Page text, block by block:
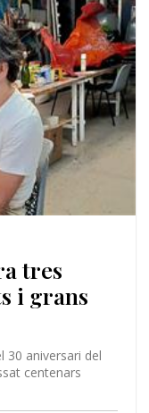
tres
i grans
30 aniversari del
centenars